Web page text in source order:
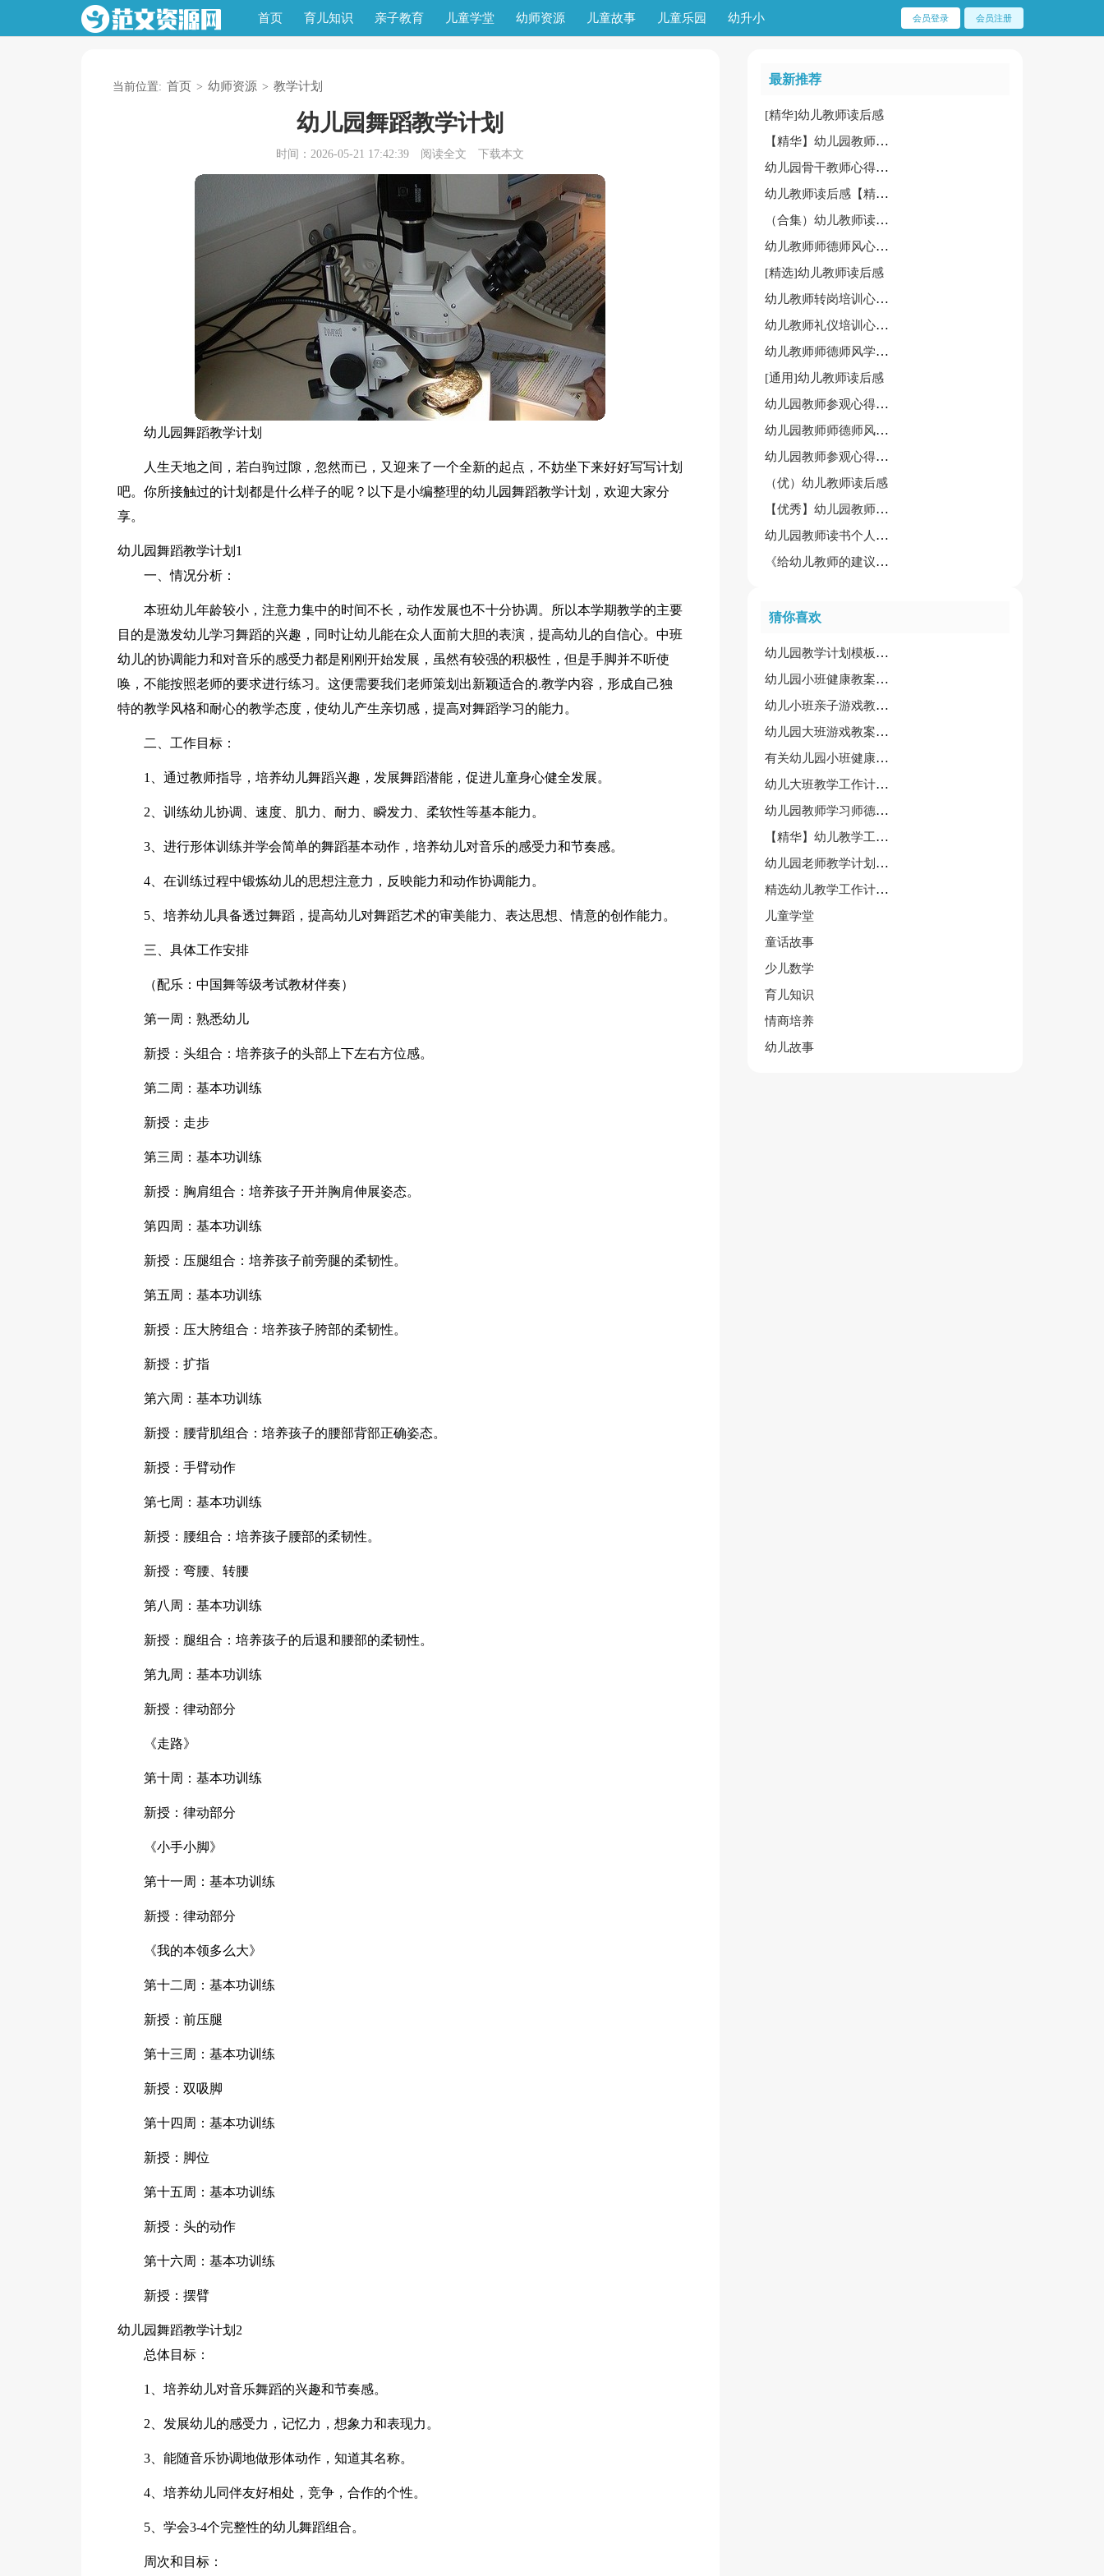
首页 育儿知识 亲子教育 儿童学堂 幼师资源 儿童故事 儿童乐园 幼升小 会员登录 会员注册
当前位置: 首页 > 幼师资源 > 教学计划
幼儿园舞蹈教学计划
时间：2026-05-21 17:42:39 阅读全文 下载本文
幼儿园舞蹈教学计划
人生天地之间，若白驹过隙，忽然而已，又迎来了一个全新的起点，不妨坐下来好好写写计划
吧。你所接触过的计划都是什么样子的呢？以下是小编整理的幼儿园舞蹈教学计划，欢迎大家分
享。
幼儿园舞蹈教学计划1
一、情况分析：
本班幼儿年龄较小，注意力集中的时间不长，动作发展也不十分协调。所以本学期教学的主要
目的是激发幼儿学习舞蹈的兴趣，同时让幼儿能在众人面前大胆的表演，提高幼儿的自信心。中班
幼儿的协调能力和对音乐的感受力都是刚刚开始发展，虽然有较强的积极性，但是手脚并不听使
唤，不能按照老师的要求进行练习。这便需要我们老师策划出新颖适合的.教学内容，形成自己独
特的教学风格和耐心的教学态度，使幼儿产生亲切感，提高对舞蹈学习的能力。
二、工作目标：
1、通过教师指导，培养幼儿舞蹈兴趣，发展舞蹈潜能，促进儿童身心健全发展。
2、训练幼儿协调、速度、肌力、耐力、瞬发力、柔软性等基本能力。
3、进行形体训练并学会简单的舞蹈基本动作，培养幼儿对音乐的感受力和节奏感。
4、在训练过程中锻炼幼儿的思想注意力，反映能力和动作协调能力。
5、培养幼儿具备透过舞蹈，提高幼儿对舞蹈艺术的审美能力、表达思想、情意的创作能力。
三、具体工作安排
（配乐：中国舞等级考试教材伴奏）
第一周：熟悉幼儿
新授：头组合：培养孩子的头部上下左右方位感。
第二周：基本功训练
新授：走步
第三周：基本功训练
新授：胸肩组合：培养孩子开并胸肩伸展姿态。
第四周：基本功训练
新授：压腿组合：培养孩子前旁腿的柔韧性。
第五周：基本功训练
新授：压大胯组合：培养孩子胯部的柔韧性。
新授：扩指
第六周：基本功训练
新授：腰背肌组合：培养孩子的腰部背部正确姿态。
新授：手臂动作
第七周：基本功训练
新授：腰组合：培养孩子腰部的柔韧性。
新授：弯腰、转腰
第八周：基本功训练
新授：腿组合：培养孩子的后退和腰部的柔韧性。
第九周：基本功训练
新授：律动部分
《走路》
第十周：基本功训练
新授：律动部分
《小手小脚》
第十一周：基本功训练
新授：律动部分
《我的本领多么大》
第十二周：基本功训练
新授：前压腿
第十三周：基本功训练
新授：双吸脚
第十四周：基本功训练
新授：脚位
第十五周：基本功训练
新授：头的动作
第十六周：基本功训练
新授：摆臂
幼儿园舞蹈教学计划2
总体目标：
1、培养幼儿对音乐舞蹈的兴趣和节奏感。
2、发展幼儿的感受力，记忆力，想象力和表现力。
3、能随音乐协调地做形体动作，知道其名称。
4、培养幼儿同伴友好相处，竞争，合作的个性。
5、学会3-4个完整性的幼儿舞蹈组合。
周次和目标：
最新推荐
[精华]幼儿教师读后感
【精华】幼儿园教师职业道德规范心得体会8篇
幼儿园骨干教师心得体会通用[15篇]
幼儿教师读后感【精华】
（合集）幼儿教师读后感
幼儿教师师德师风心得体会15篇(热)
[精选]幼儿教师读后感
幼儿教师转岗培训心得体会
幼儿教师礼仪培训心得经典[6篇]
幼儿教师师德师风学习心得合集[15篇]
[通用]幼儿教师读后感
幼儿园教师参观心得体会锦集【15篇】
幼儿园教师师德师风学习心得体会7篇[精品]
幼儿园教师参观心得体会
（优）幼儿教师读后感
【优秀】幼儿园教师参观心得体会15篇
幼儿园教师读书个人心得总结范文
《给幼儿教师的建议》读后感（精选15篇）
猜你喜欢
幼儿园教学计划模板四篇
幼儿园小班健康教案范文13篇
幼儿小班亲子游戏教案(15篇)
幼儿园大班游戏教案(15篇)
有关幼儿园小班健康教案(7篇)
幼儿大班教学工作计划范文（精选12篇）
幼儿园教师学习师德师风心得体会6篇
【精华】幼儿教学工作计划十篇
幼儿园老师教学计划通用11篇
精选幼儿教学工作计划范文十篇
儿童学堂
童话故事
少儿数学
育儿知识
情商培养
幼儿故事